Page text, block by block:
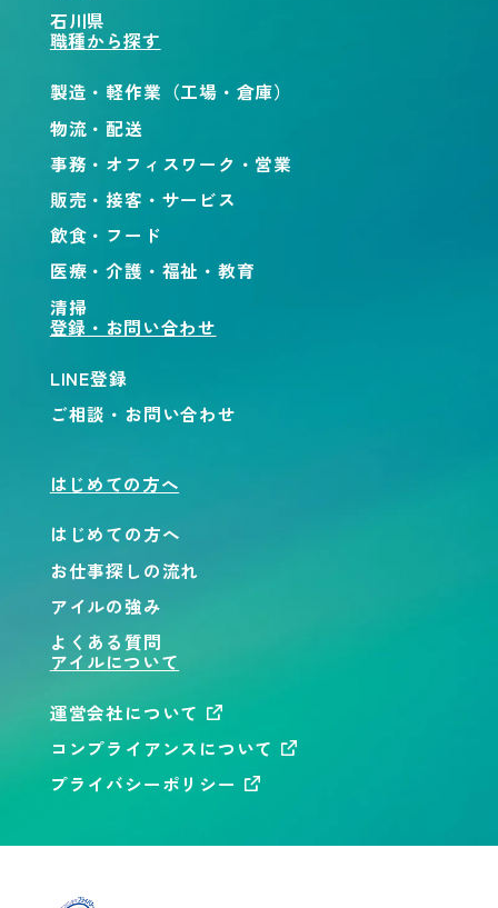
石川県
職種から探す
製造・軽作業（工場・倉庫）
物流・配送
事務・オフィスワーク・営業
販売・接客・サービス
飲食・フード
医療・介護・福祉・教育
清掃
登録・お問い合わせ
LINE登録
ご相談・お問い合わせ
はじめての方へ
はじめての方へ
お仕事探しの流れ
アイルの強み
よくある質問
アイルについて
運営会社について
コンプライアンスについて
プライバシーポリシー